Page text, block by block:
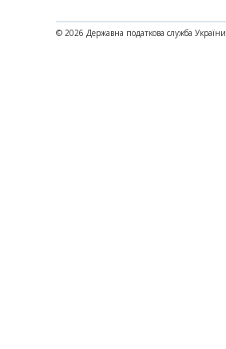
© 2026 Державна податкова служба України